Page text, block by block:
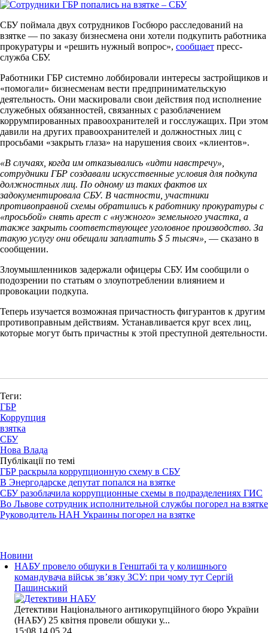
СБУ поймала двух сотрудников Госбюро расследований на
взятке — по заказу бизнесмена они хотели подкупить работника
прокуратуры и «решить нужный вопрос», сообщает пресс-
служба СБУ.
Работники ГБР системно лоббировали интересы застройщиков и
«помогали» бизнесменам вести предпринимательскую
деятельность. Они маскировали свои действия под исполнение
служебных обязанностей, связанных с разоблачением
коррумпированных правоохранителей и госслужащих. При этом
давили на других правоохранителей и должностных лиц с
просьбами «закрыть глаза» на нарушения своих «клиентов».
«В случаях, когда им отказывались «идти навстречу»,
сотрудники ГБР создавали искусственные условия для подкупа
должностных лиц. По одному из таких фактов их
задокументировала СБУ. В частности, участники
противоправной схемы обратились к работнику прокуратуры с
«просьбой» снять арест с «нужного» земельного участка, а
также закрыть соответствующее уголовное производство. За
такую ​​услугу они обещали заплатить $ 5 тысяч», — сказано в
сообщении.
Злоумышленников задержали офицеры СБУ. Им сообщили о
подозрении по статьям о злоупотреблении влиянием и
провокации подкупа.
Теперь изучается возможная причастность фигурантов к другим
противоправным действиям. Устанавливается круг всех лиц,
которые могут быть причастны к этой преступной деятельности.
Теги:
ГБР
Коррупция
взятка
СБУ
Нова Влада
Публікації по темі
ГБР раскрыла коррупционную схему в СБУ
В Энергодарске депутат попался на взятке
СБУ разоблачила коррупционные схемы в подразделениях ГИС
Во Львове сотрудник исполнительной службы погорел на взятке
Руководитель НАН Украины погорел на взятке
Новини
НАБУ провело обшуки в Генштабі та у колишнього
командувача військ зв’язку ЗСУ: при чому тут Сергій
Пашинський
Детективи Національного антикорупційного бюро України
(НАБУ) 25 квітня провели обшуки у...